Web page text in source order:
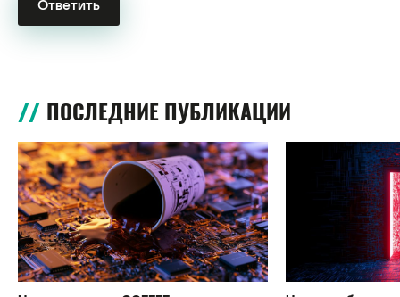
ПОСЛЕДНИЕ ПУБЛИКАЦИИ